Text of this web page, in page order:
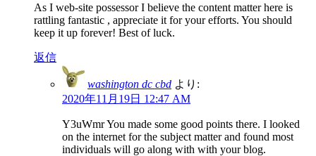
As I web-site possessor I believe the content matter here is
rattling fantastic , appreciate it for your efforts. You should
keep it up forever! Best of luck.
返信
washington dc cbd より:
2020年11月19日 12:47 AM
Y3uWmr You made some good points there. I looked
on the internet for the subject matter and found most
individuals will go along with with your blog.